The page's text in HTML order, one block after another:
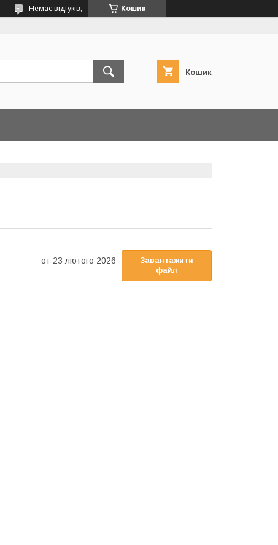
Кошик
Немає відгуків,
Кошик
23 лютого 2026
Завантажити
файл